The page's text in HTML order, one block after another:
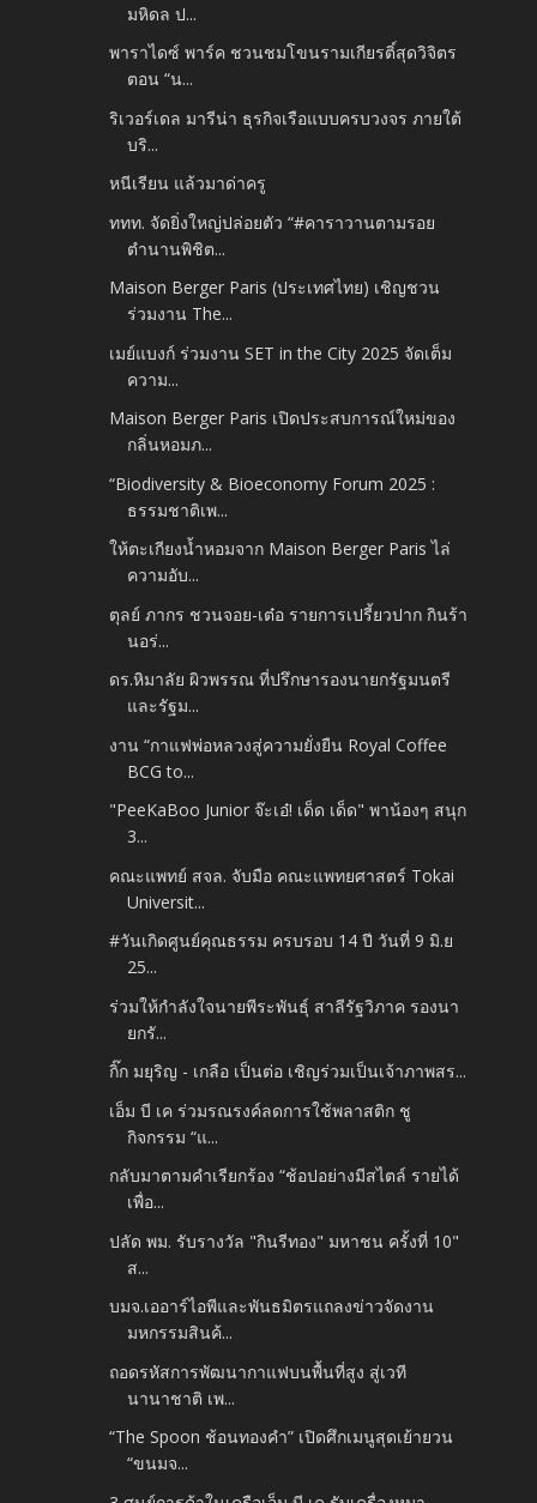
มหิดล ป...
พาราไดซ์ พาร์ค ชวนชมโขนรามเกียรติ์สุดวิจิตร
ตอน “น...
ริเวอร์เดล มารีน่า ธุรกิจเรือแบบครบวงจร ภายใต้
บริ...
หนีเรียน แล้วมาด่าครู
ททท. จัดยิ่งใหญ่ปล่อยตัว “#คาราวานตามรอย
ตำนานพิชิต...
Maison Berger Paris (ประเทศไทย) เชิญชวน
ร่วมงาน The...
เมย์แบงก์ ร่วมงาน SET in the City 2025 จัดเต็ม
ความ...
Maison Berger Paris เปิดประสบการณ์ใหม่ของ
กลิ่นหอมภ...
“Biodiversity & Bioeconomy Forum 2025 :
ธรรมชาติเพ...
ให้ตะเกียงน้ำหอมจาก Maison Berger Paris ไล่
ความอับ...
ตุลย์ ภากร ชวนจอย-เต๋อ รายการเปรี้ยวปาก กินร้า
นอร่...
ดร.หิมาลัย ผิวพรรณ ที่ปรึกษารองนายกรัฐมนตรี
และรัฐม...
งาน “กาแฟพ่อหลวงสู่ความยั่งยืน Royal Coffee
BCG to...
"PeeKaBoo Junior จ๊ะเอ๋! เด็ด เด็ด" พาน้องๆ สนุก
3...
คณะแพทย์ สจล. จับมือ คณะแพทยศาสตร์ Tokai
Universit...
#วันเกิดศูนย์คุณธรรม ครบรอบ 14 ปี วันที่ 9 มิ.ย
25...
ร่วมให้กำลังใจนายพีระพันธุ์ สาลีรัฐวิภาค รองนา
ยกรั...
กิ๊ก มยุริญ - เกลือ เป็นต่อ เชิญร่วมเป็นเจ้าภาพสร...
เอ็ม บี เค ร่วมรณรงค์ลดการใช้พลาสติก ชู
กิจกรรม “แ...
กลับมาตามคำเรียกร้อง “ช้อปอย่างมีสไตล์ รายได้
เพื่อ...
ปลัด พม. รับรางวัล "กินรีทอง" มหาชน ครั้งที่ 10"
ส...
บมจ.เออาร์ไอพีและพันธมิตรแถลงข่าวจัดงาน
มหกรรมสินค้...
ถอดรหัสการพัฒนากาแฟบนพื้นที่สูง สู่เวที
นานาชาติ เพ...
“The Spoon ช้อนทองคำ” เปิดศึกเมนูสุดเย้ายวน
“ขนมจ...